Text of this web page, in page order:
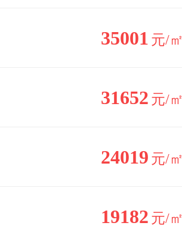
35001 元/㎡
31652 元/㎡
24019 元/㎡
19182 元/㎡